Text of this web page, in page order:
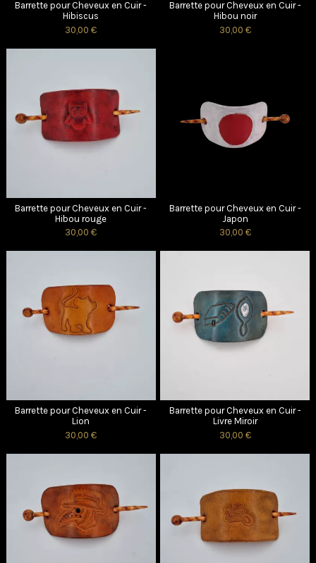
Barrette pour Cheveux en Cuir -
Hibiscus
30,00 €
Barrette pour Cheveux en Cuir -
Hibou noir
30,00 €
Barrette pour Cheveux en Cuir -
Hibou rouge
30,00 €
Barrette pour Cheveux en Cuir -
Japon
30,00 €
Barrette pour Cheveux en Cuir -
Lion
30,00 €
Barrette pour Cheveux en Cuir -
Livre Miroir
30,00 €